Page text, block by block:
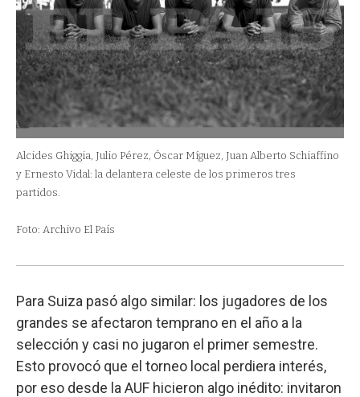
Alcides Ghiggia, Julio Pérez, Óscar Míguez, Juan Alberto Schiaffino
y Ernesto Vidal: la delantera celeste de los primeros tres
partidos.
Foto: Archivo El País
Para Suiza pasó algo similar: los jugadores de los
grandes se afectaron temprano en el año a la
selección y casi no jugaron el primer semestre.
Esto provocó que el torneo local perdiera interés,
por eso desde la AUF hicieron algo inédito: invitaron